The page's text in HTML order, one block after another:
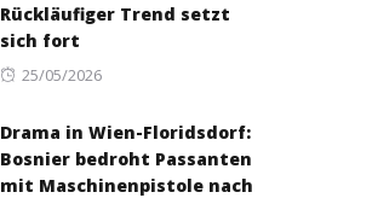
Rückläufiger Trend setzt
sich fort
Posted
25/05/2026
Drama in Wien-Floridsdorf:
Bosnier bedroht Passanten
mit Maschinenpistole nach